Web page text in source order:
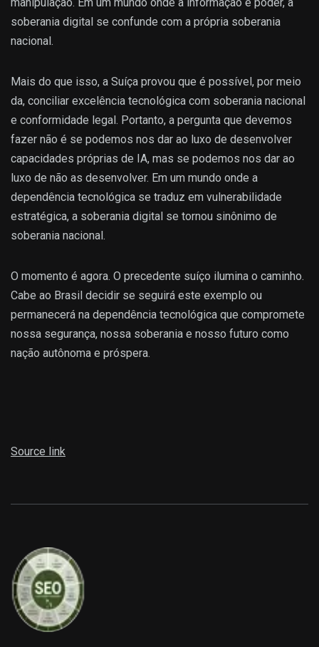
soberania digital se confunde com a própria soberania
nacional.
Mais do que isso, a Suíça provou que é possível, por meio
da, conciliar excelência tecnológica com soberania nacional
e conformidade legal. Portanto, a pergunta que devemos
fazer não é se podemos nos dar ao luxo de desenvolver
capacidades próprias de IA, mas se podemos nos dar ao
luxo de não as desenvolver. Em um mundo onde a
dependência tecnológica se traduz em vulnerabilidade
estratégica, a soberania digital se tornou sinônimo de
soberania nacional.
O momento é agora. O precedente suíço ilumina o caminho.
Cabe ao Brasil decidir se seguirá este exemplo ou
permanecerá na dependência tecnológica que compromete
nossa segurança, nossa soberania e nosso futuro como
nação autônoma e próspera.
Source link